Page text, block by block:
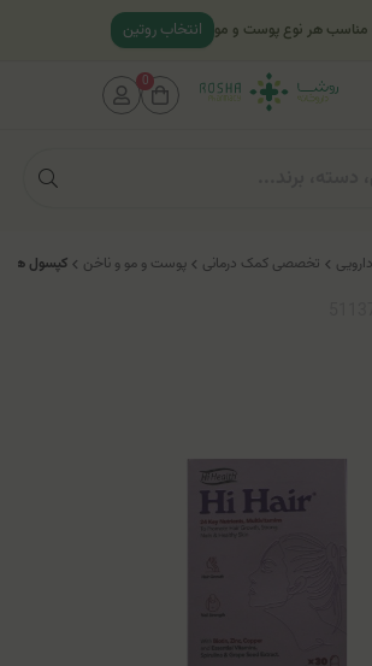
تخصصی کمک درمانی پوست و مو و ناخن کپسول
هر نوع پوست و مو انتخاب روتین
0